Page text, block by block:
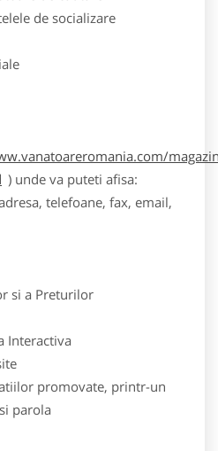
de socializare
) unde va puteti afisa:
telefoane, fax, email,
si a Preturilor
Interactiva
promovate, printr-un
parola